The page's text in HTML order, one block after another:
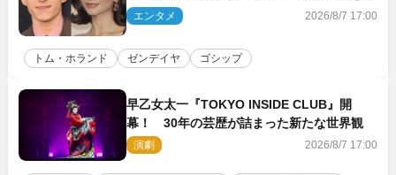
に着けたトムも初キャッチ
エンタメ 2026/8/7 17:00
トム・ホランド ゼンデイヤ ゴシップ
早乙女太一『TOKYO INSIDE CLUB』開
幕！ 30年の芸歴が詰まった新たな世界観
演劇 2026/8/7 17:00